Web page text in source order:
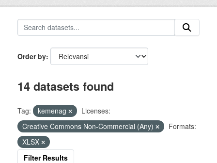
Order by
14 datasets found
Tag: kemenag
Licenses:
Creative Commons Non-Commercial (Any)
Formats:
XLSX
Filter Results